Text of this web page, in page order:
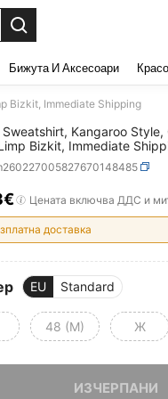
Бижута И Аксесоари
Bizkit, Immediate Shipping
Sweatshirt, Kangaroo
Bizkit, Immediate
AND
Цената включва ДДС и
доставка
EU Standard
48 (М) Ж
ИЗЧЕРПАНИ